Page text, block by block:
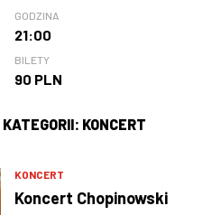
GODZINA
21:00
BILETY
90 PLN
KONCERT
KONCERT
Koncert Chopinowski